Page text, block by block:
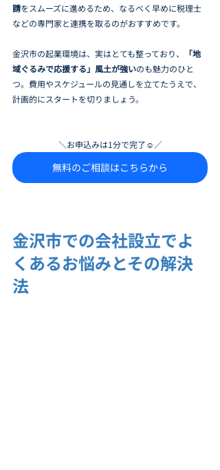
請をスムーズに進めるため、なるべく早めに税理士
などの専門家と連携を取るのがおすすめです。
金沢市の起業環境は、実はとても整っており、
「地
域ぐるみで応援する」風土が強いのも魅力のひと
つ。費用やスケジュールの見通しを立てたうえで、
計画的にスタートを切りましょう。
＼お申込みは1分で完了☺／
無料のご相談はこちらから
金沢市での会社設立でよ
くあるお悩みとその解決
法